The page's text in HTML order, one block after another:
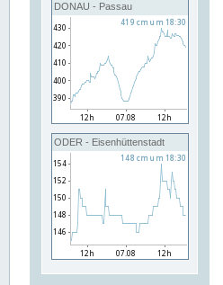
DONAU - Passau
ODER - Eisenhüttenstadt